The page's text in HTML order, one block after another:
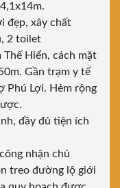
đẹp, xây chất
2 toilet
Hiển, cách mặt
Gần trạm y tế
Phú Lợi. Hẻm rộng
đầy đủ tiện ích
nhận chủ
treo đường lộ giới